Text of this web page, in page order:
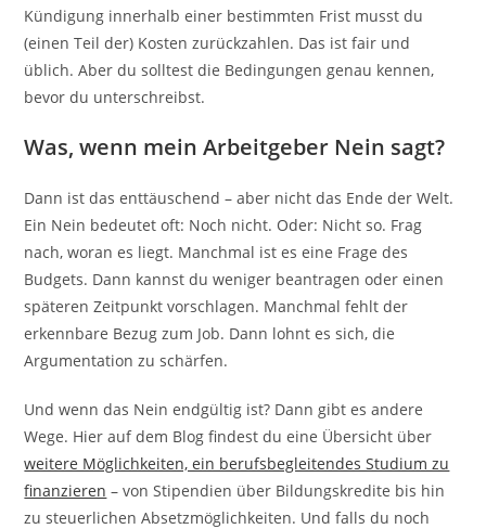
Kündigung innerhalb einer bestimmten Frist musst du
(einen Teil der) Kosten zurückzahlen. Das ist fair und
üblich. Aber du solltest die Bedingungen genau kennen,
bevor du unterschreibst.
Was, wenn mein Arbeitgeber Nein sagt?
Dann ist das enttäuschend – aber nicht das Ende der Welt.
Ein Nein bedeutet oft: Noch nicht. Oder: Nicht so. Frag
nach, woran es liegt. Manchmal ist es eine Frage des
Budgets. Dann kannst du weniger beantragen oder einen
späteren Zeitpunkt vorschlagen. Manchmal fehlt der
erkennbare Bezug zum Job. Dann lohnt es sich, die
Argumentation zu schärfen.
Und wenn das Nein endgültig ist? Dann gibt es andere
Wege. Hier auf dem Blog findest du eine Übersicht über
weitere Möglichkeiten, ein berufsbegleitendes Studium zu
finanzieren – von Stipendien über Bildungskredite bis hin
zu steuerlichen Absetzmöglichkeiten. Und falls du noch